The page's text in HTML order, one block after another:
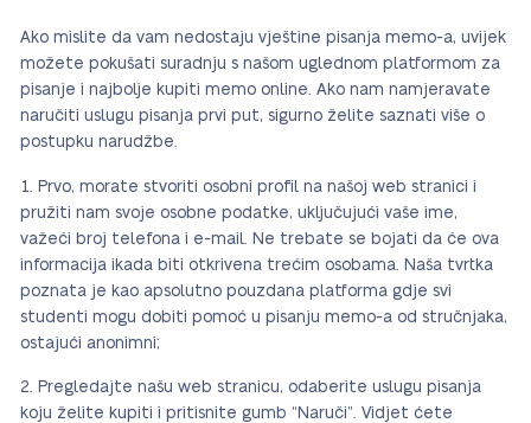
Ako mislite da vam nedostaju vještine pisanja memo-a, uvijek
možete pokušati suradnju s našom uglednom platformom za
pisanje i najbolje kupiti memo online. Ako nam namjeravate
naručiti uslugu pisanja prvi put, sigurno želite saznati više o
postupku narudžbe.
Prvo, morate stvoriti osobni profil na našoj web stranici i
pružiti nam svoje osobne podatke, uključujući vaše ime,
važeći broj telefona i e-mail. Ne trebate se bojati da će ova
informacija ikada biti otkrivena trećim osobama. Naša tvrtka
poznata je kao apsolutno pouzdana platforma gdje svi
studenti mogu dobiti pomoć u pisanju memo-a od stručnjaka,
ostajući anonimni;
Pregledajte našu web stranicu, odaberite uslugu pisanja
koju želite kupiti i pritisnite gumb “Naruči”. Vidjet ćete